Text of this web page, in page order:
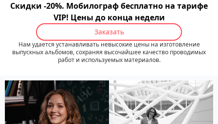
Скидки -20%. Мобилограф бесплатно на тарифе
VIP! Цены до конца недели
Заказать
Нам удается устанавливать невысокие цены на изготовление
выпускных альбомов, сохраняя высочайшее качество проводимых
работ и используемых материалов.